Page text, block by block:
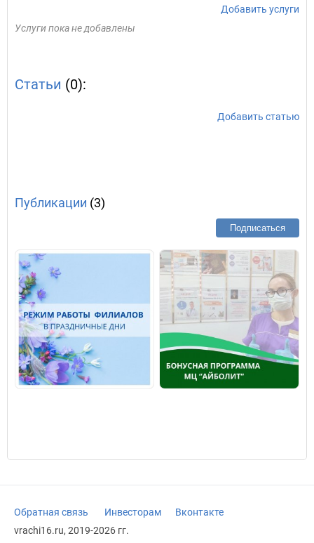
Добавить услуги
Услуги пока не добавлены
Статьи (0):
Добавить статью
Публикации (3)
Подписаться
Обратная связь Инвесторам
Вконтакте
vrachi16.ru, 2019-2026 гг.